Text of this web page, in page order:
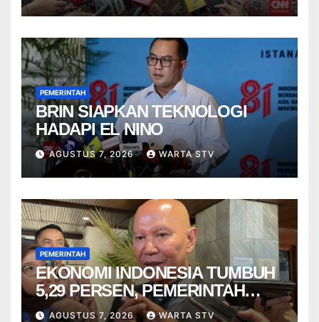
PEMERINTAH
BRIN SIAPKAN TEKNOLOGI
HADAPI EL NINO
AGUSTUS 7, 2026 WARTA STV
PEMERINTAH
EKONOMI INDONESIA TUMBUH
5,29 PERSEN, PEMERINTAH
DIMINTA TAK CEPAT PUAS
AGUSTUS 7, 2026 WARTA STV